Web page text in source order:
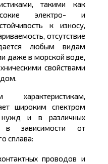
такими как
электро- и
к износу,
отсутствие
любым видам
даже в морской воде,
свойствами
характеристикам,
широким спектром
нужд и в различных
в зависимости от
сплава:
проводов и